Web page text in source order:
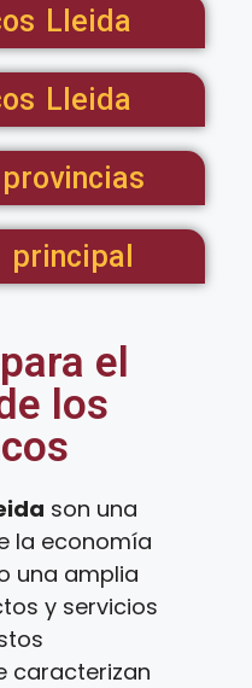
Lleida
Lleida
principal
el
los
son una
la economía
una amplia
y servicios
caracterizan